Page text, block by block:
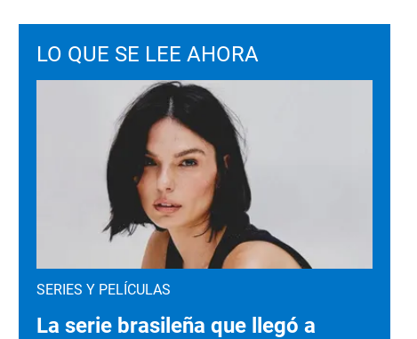
LO QUE SE LEE AHORA
SERIES Y PELÍCULAS
La serie brasileña que llegó a